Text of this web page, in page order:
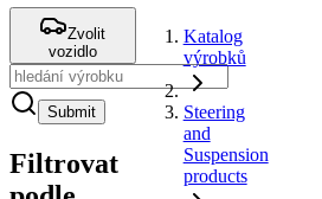
Zvolit
vozidlo
Submit
Filtrovat
Katalog
výrobků
Steering
and
Suspension
products